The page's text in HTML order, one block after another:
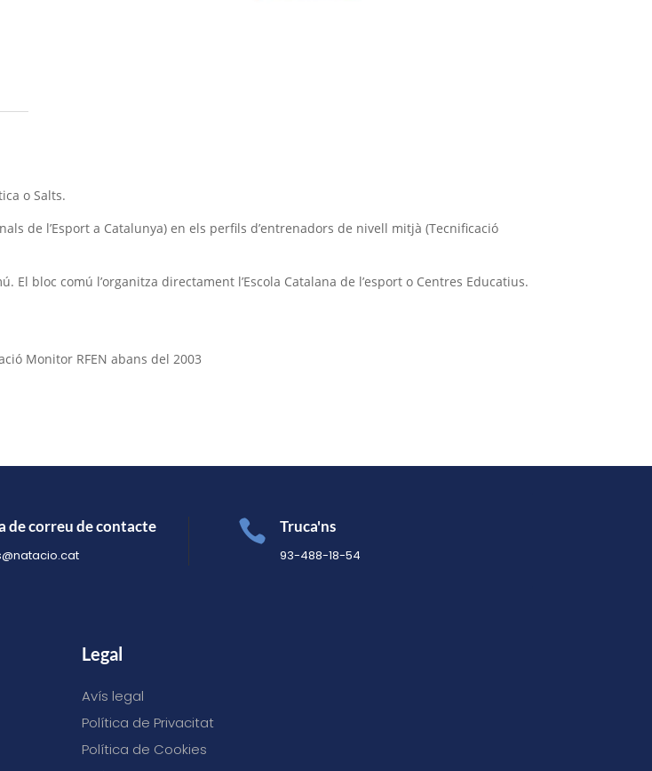
o Salts.
de l’Esport a Catalunya) en els perfils d’entrenadors de nivell mitjà (Tecnificació
bloc comú l’organitza directament l’Escola Catalana de l’esport o Centres Educatius.
Monitor RFEN abans del 2003
de correu de contacte  Truca'ns
93-488-18-54
Legal
Avís legal
Política de Privacitat
Política de Cookies